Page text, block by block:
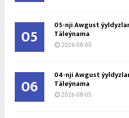
05 05-nji Awgust
Täleýnama
2026-08-05
06 04-nji Awgust
Täleýnama
2026-08-05